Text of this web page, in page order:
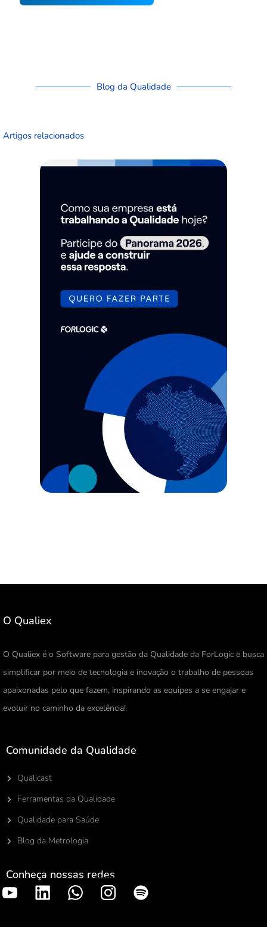
Blog da Qualidade
Artigos relacionados
O Qualiex
O Qualiex é o Software para gestão da Qualidade da ForLogic e busca
simplificar por meio de tecnologia e inovação o trabalho de pessoas
apaixonadas pelo que fazem, inspirando as equipes a se engajar e
evoluir no caminho da excelência!
Comunidade da Qualidade
Qualicast
Ferramentas da Qualidade
Qualidade para Saúde
Blog da Metrologia
Conheça nossas redes
S